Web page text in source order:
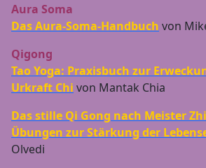
Aura Soma
Das Aura-Soma-Handbuch von
Qigong
Tao Yoga: Praxisbuch zur
Urkraft Chi von Mantak Chia
Das stille Qi Gong nach Meister
Übungen zur Stärkung der
Olvedi